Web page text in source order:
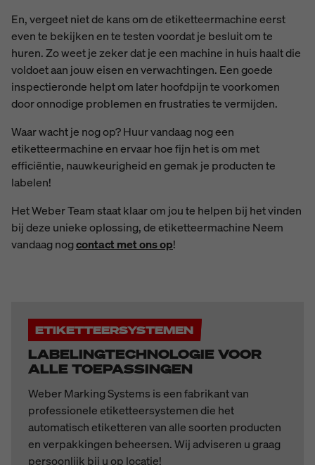
En, vergeet niet de kans om de etiketteermachine eerst
even te bekijken en te testen voordat je besluit om te
huren. Zo weet je zeker dat je een machine in huis haalt die
voldoet aan jouw eisen en verwachtingen. Een goede
inspectieronde helpt om later hoofdpijn te voorkomen
door onnodige problemen en frustraties te vermijden.
Waar wacht je nog op? Huur vandaag nog een
etiketteermachine en ervaar hoe fijn het is om met
efficiëntie, nauwkeurigheid en gemak je producten te
labelen!
Het Weber Team staat klaar om jou te helpen bij het vinden
bij deze unieke oplossing, de etiketteermachine Neem
vandaag nogcontact met ons op!
ETIKETTEERSYSTEMEN
LABELINGTECHNOLOGIE VOOR
ALLE TOEPASSINGEN
Weber Marking Systems is een fabrikant van
professionele etiketteersystemen die het
automatisch etiketteren van alle soorten producten
en verpakkingen beheersen. Wij adviseren u graag
persoonlijk bij u op locatie!